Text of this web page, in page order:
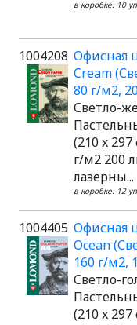
в коробке: 10
1004208 Офисная
Cream
80 г/м2,
Светло-
(210 x
г/м2 200
лазерны...
в коробке: 12
1004405 Офисная
Ocean
160 г/м2,
Светло-
(210 x